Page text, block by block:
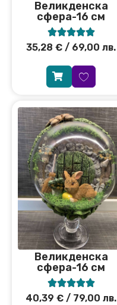
Великденска
сфера-16 см

35,28 € / 69,00 лв.
Великденска
сфера-16 см

40,39 € / 79,00 лв.